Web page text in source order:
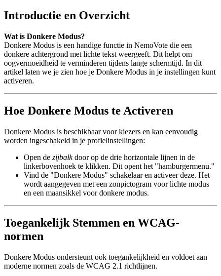
Introductie en Overzicht
Wat is Donkere Modus?
Donkere Modus is een handige functie in NemoVote die een
donkere achtergrond met lichte tekst weergeeft. Dit helpt om
oogvermoeidheid te verminderen tijdens lange schermtijd. In dit
artikel laten we je zien hoe je Donkere Modus in je instellingen kunt
activeren.
Hoe Donkere Modus te Activeren
Donkere Modus is beschikbaar voor kiezers en kan eenvoudig
worden ingeschakeld in je profielinstellingen:
Open de zijbalkdoor op de drie horizontale lijnen in de
linkerbovenhoek te klikken. Dit opent het "hamburgermenu."
Vind de "Donkere Modus" schakelaar en activeer deze. Het
wordt aangegeven met een zonpictogram voor lichte modus
en een maansikkel voor donkere modus.
Toegankelijk Stemmen en WCAG-
normen
Donkere Modus ondersteunt ook toegankelijkheid en voldoet aan
moderne normen zoals de WCAG 2.1 richtlijnen.